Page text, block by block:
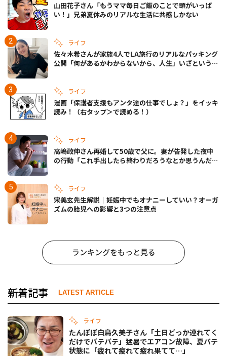
山田花子さん「もうママ毎日ご飯のことで頭がいっぱ
い！」兄弟夏休みのリアルな生活に共感しかない
ライフ
佐々木希さんが家族4人でLA旅行のリアルなパッキング
公開「何があるかわからないから、人生」いざというと
ライフ
漫画「保護者支援もアンタ達の仕事でしょ？」をイッキ
読み！（右タップ＞で読める！）
ライフ
高嶋政伸さん再婚して50歳で父に。妻が告発した夜中
の行動「これ手出したら終わりだろうなとか思うんだけ
ライフ
宋美玄先生解説｜妊娠中でもオナニーしていい？オーガ
ズムの胎児への影響と3つの注意点
ランキングをもっと見る
新着記事 LATEST ARTICLE
ライフ
たんぽぽ白鳥久美子さん「土日どっか連れてく
だけでバテバテ」猛暑でエアコン故障、夏バテ
状態に「疲れて疲れて疲れ果てて…」